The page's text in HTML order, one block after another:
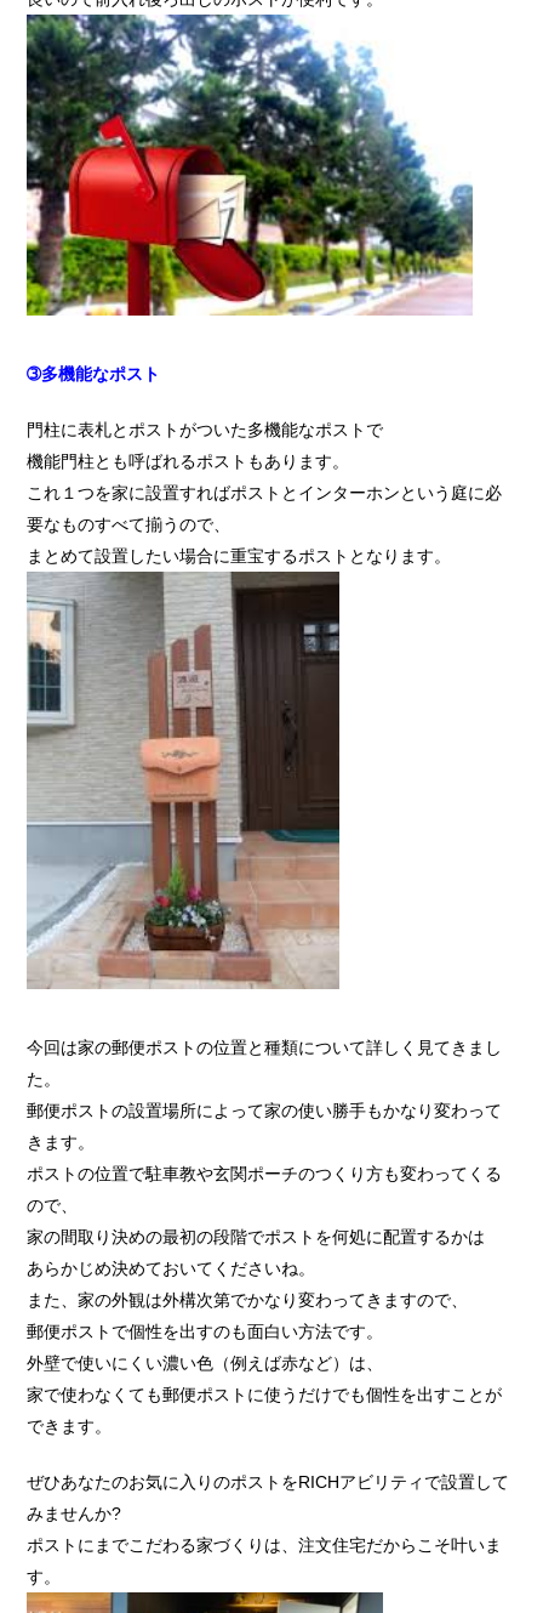
➂多機能なポスト
門柱に表札とポストがついた多機能なポストで
機能門柱とも呼ばれるポストもあります。
これ１つを家に設置すればポストとインターホンという庭に必
要なものすべて揃うので、
まとめて設置したい場合に重宝するポストとなります。
今回は家の郵便ポストの位置と種類について詳しく見てきまし
た。
郵便ポストの設置場所によって家の使い勝手もかなり変わって
きます。
ポストの位置で駐車教や玄関ポーチのつくり方も変わってくる
ので、
家の間取り決めの最初の段階でポストを何処に配置するかは
あらかじめ決めておいてくださいね。
また、家の外観は外構次第でかなり変わってきますので、
郵便ポストで個性を出すのも面白い方法です。
外壁で使いにくい濃い色（例えば赤など）は、
家で使わなくても郵便ポストに使うだけでも個性を出すことが
できます。
ぜひあなたのお気に入りのポストをRICHアビリティで設置して
みませんか?
ポストにまでこだわる家づくりは、注文住宅だからこそ叶いま
す。